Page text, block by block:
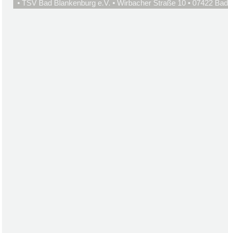
• TSV Bad Blankenburg e.V. • Wirbacher Straße 10 • 07422